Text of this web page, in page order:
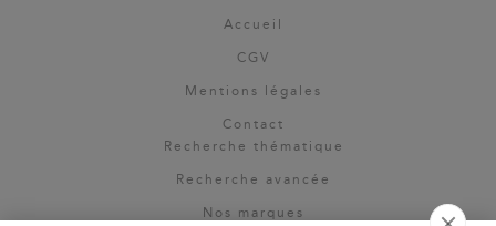
Accueil
CGV
Mentions légales
Contact
Recherche thématique
Recherche avancée
Nos marques